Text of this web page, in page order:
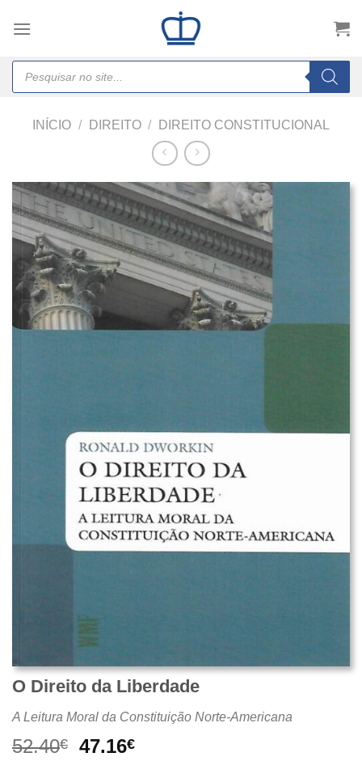
Products
search
INÍCIO / DIREITO / DIREITO CONSTITUCIONAL
O Direito da Liberdade
A Leitura Moral da Constituição Norte-Americana
52.40€
O
47.16€O